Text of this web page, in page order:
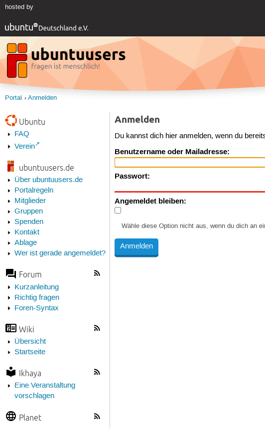
hosted by
Portal Anmelden
Ubuntu
FAQ
Verein
ubuntuusers.de
Über ubuntuusers.de
Portalregeln
Mitglieder
Gruppen
Spenden
Kontakt
Ablage
Wer ist gerade angemeldet?
Forum
Kurzanleitung
Richtig fragen
Foren-Syntax
Wiki
Übersicht
Startseite
Ikhaya
Eine Veranstaltung
vorschlagen
Planet
Anmelden
Du kannst dich hier anmelden, wenn du
Benutzername oder Mailadresse:
Passwort:
Angemeldet bleiben:
Wähle diese Option nicht aus, wenn du dich an